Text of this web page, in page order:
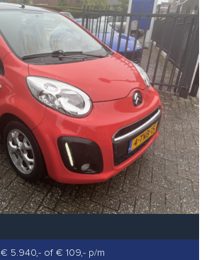
€ 5.940,- of € 109,- p/m